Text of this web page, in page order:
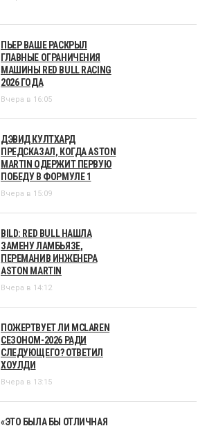
ПЬЕР ВАШЕ РАСКРЫЛ
ГЛАВНЫЕ ОГРАНИЧЕНИЯ
МАШИНЫ RED BULL RACING
2026 ГОДА
Вчера в 16:05
ДЭВИД КУЛТХАРД
ПРЕДСКАЗАЛ, КОГДА ASTON
MARTIN ОДЕРЖИТ ПЕРВУЮ
ПОБЕДУ В ФОРМУЛЕ 1
Вчера в 15:09
BILD: RED BULL НАШЛА
ЗАМЕНУ ЛАМБЬЯЗЕ,
ПЕРЕМАНИВ ИНЖЕНЕРА
ASTON MARTIN
Вчера в 14:12
ПОЖЕРТВУЕТ ЛИ MCLAREN
СЕЗОНОМ-2026 РАДИ
СЛЕДУЮЩЕГО? ОТВЕТИЛ
ХОУЛДИ
Вчера в 13:15
«ЭТО БЫЛА БЫ ОТЛИЧНАЯ